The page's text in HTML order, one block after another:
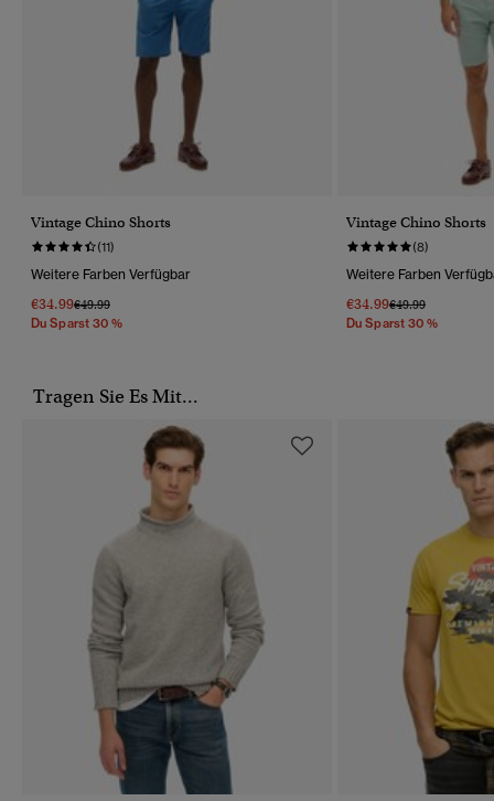
Vintage Chino Shorts
(11)
Weitere Farben Verfügbar
€34.99Preis Wurde Reduziert Von
€49.99Bis
Du Sparst 30 %
Vintage Chino Shorts
(8)
Weitere Farben
€34.99Preis Wurde
€49.99Bis
Du Sparst 30 %
Tragen Sie Es Mit...